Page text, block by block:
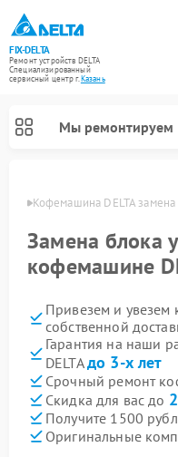
FIX-DELTA
Ремонт устройств DELTA
Специализированный
cервисный центр г.Казань
Мы ремонтируем
Кофемашина DELTA
Замена блока
кофемашине
Привезем и увезем
собственной
Гарантия на наши
DELTAдо 3-х лет
Срочный ремонт
Скидка для вас до
Получите 1500
Оригинальные